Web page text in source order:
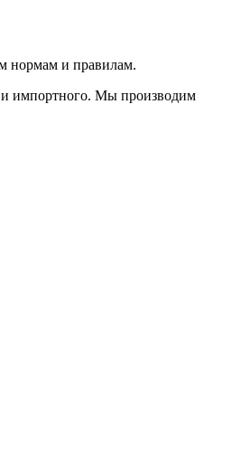
нормам и правилам.
и импортного. Мы производим